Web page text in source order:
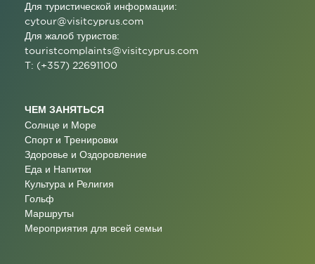
Для туристической информации:
cytour@visitcyprus.com
Для жалоб туристов:
touristcomplaints@visitcyprus.com
T: (+357) 22691100
ЧЕМ ЗАНЯТЬСЯ
Солнце и Море
Спорт и Тренировки
Здоровье и Оздоровление
Еда и Напитки
Культура и Религия
Гольф
Маршруты
Мероприятия для всей семьи